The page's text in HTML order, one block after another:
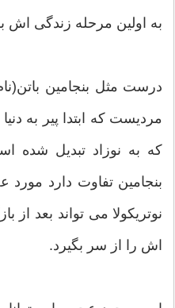
به اولین مرحله زندگی اش
درست مثل بنجامین
مردیست که ابتدا پیر به
که به نوزاد تبدیل شده
بنجامین تفاوت دارد
نوتریکولا می تواند بعد
اش را از سر بگیرد.